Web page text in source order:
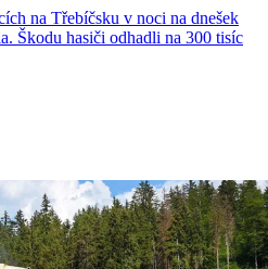
na Třebíčsku v noci na dnešek
Škodu hasiči odhadli na 300 tisíc